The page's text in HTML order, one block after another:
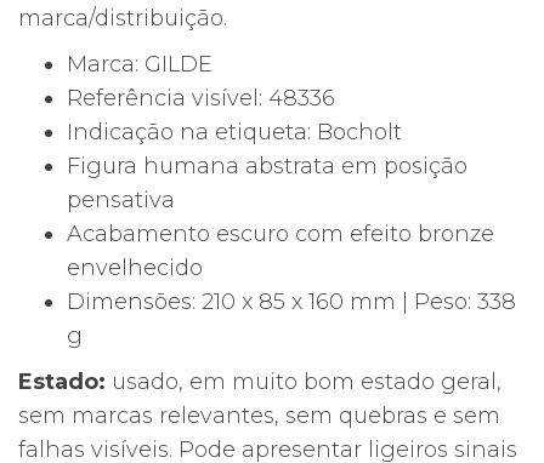
marca/distribuição.
Marca: GILDE
Referência visível: 48336
Indicação na etiqueta: Bocholt
Figura humana abstrata em posição
pensativa
Acabamento escuro com efeito bronze
envelhecido
Dimensões: 210 x 85 x 160 mm | Peso: 338
g
Estado: usado, em muito bom estado geral,
sem marcas relevantes, sem quebras e sem
falhas visíveis. Pode apresentar ligeiros sinais